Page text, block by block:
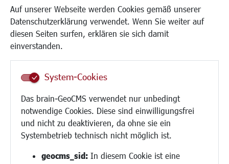
Auf unserer Webseite werden Cookies gemäß unserer
Datenschutzerklärung verwendet. Wenn Sie weiter auf
diesen Seiten surfen, erklären sie sich damit
einverstanden.
System-Cookies
Das brain-GeoCMS verwendet nur unbedingt
notwendige Cookies. Diese sind einwilligungsfrei
und nicht zu deaktivieren, da ohne sie ein
Systembetrieb technisch nicht möglich ist.
geocms_sid: In diesem Cookie ist eine
Kinderbetreuung
Kinder und Jugend
Institutionen für Familien
Frauen
Schule
Demokratie leben
Ukrainehilfe
Hilfe für Geflüchtete
Religion